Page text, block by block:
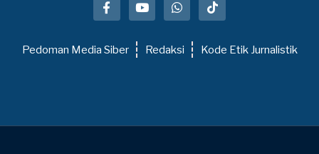
Pedoman Media Siber Redaksi Kode Etik Jurnalistik